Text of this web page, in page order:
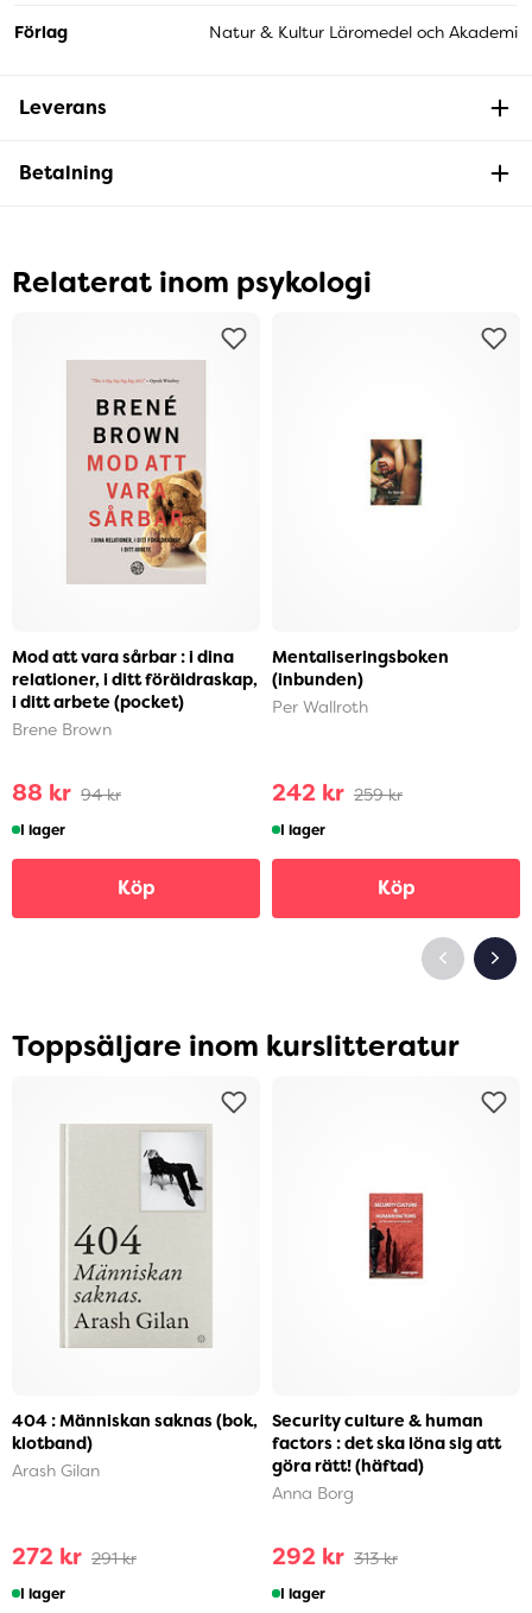
Förlag Natur & Kultur Läromedel och Akademi
Leverans
Betalning
Relaterat inom psykologi
Mod att vara sårbar : i dina
relationer, i ditt föräldraskap,
i ditt arbete (pocket)
Brene Brown
88 kr 94 kr
I lager
Köp
Mentaliseringsboken
(inbunden)
Per Wallroth
242 kr 259 kr
I lager
Köp
Toppsäljare inom kurslitteratur
404 : Människan saknas (bok,
klotband)
Arash Gilan
272 kr 291 kr
I lager
Security culture & human
factors : det ska löna sig att
göra rätt! (häftad)
Anna Borg
292 kr 313 kr
I lager